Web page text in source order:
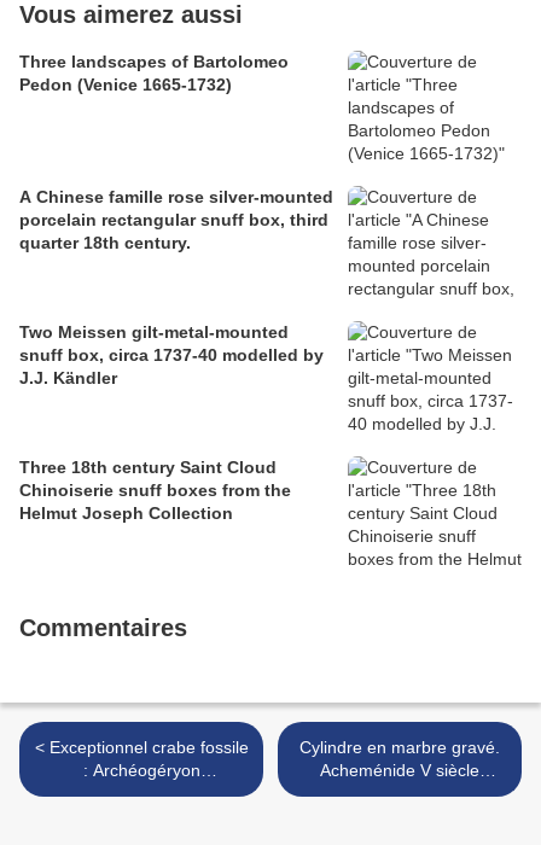
Vous aimerez aussi
Three landscapes of Bartolomeo
Pedon (Venice 1665-1732)
A Chinese famille rose silver-mounted
porcelain rectangular snuff box, third
quarter 18th century.
Two Meissen gilt-metal-mounted
snuff box, circa 1737-40 modelled by
J.J. Kändler
Three 18th century Saint Cloud
Chinoiserie snuff boxes from the
Helmut Joseph Collection
Commentaires
< Exceptionnel crabe fossile
: Archéogéryon
patagoniques. Miocène, 20
Cylindre en marbre gravé.
Acheménide V siècle
av.J.C. >